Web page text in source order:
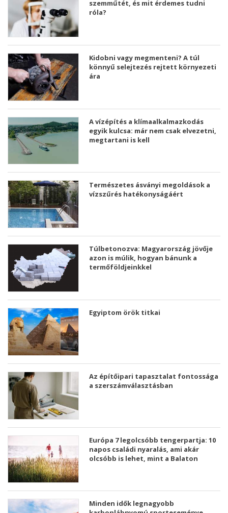
szemműtét, és mit érdemes tudni
róla?
Kidobni vagy megmenteni? A túl
könnyű selejtezés rejtett környezeti
ára
A vízépítés a klímaalkalmazkodás
egyik kulcsa: már nem csak elvezetni,
megtartani is kell
Természetes ásványi megoldások a
vízszűrés hatékonyságáért
Túlbetonozva: Magyarország jövője
azon is múlik, hogyan bánunk a
termőföldjeinkkel
Egyiptom örök titkai
Az építőipari tapasztalat fontossága
a szerszámválasztásban
Európa 7 legolcsóbb tengerpartja: 10
napos családi nyaralás, ami akár
olcsóbb is lehet, mint a Balaton
Minden idők legnagyobb